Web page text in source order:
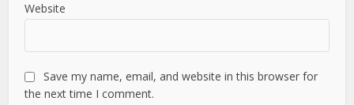
Website
Save my name, email, and website in this browser for
the next time I comment.